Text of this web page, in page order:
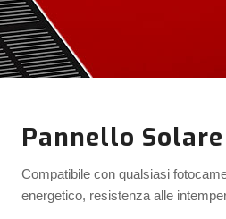
Pannello Solare
Compatibile con qualsiasi
energetico, resistenza alle